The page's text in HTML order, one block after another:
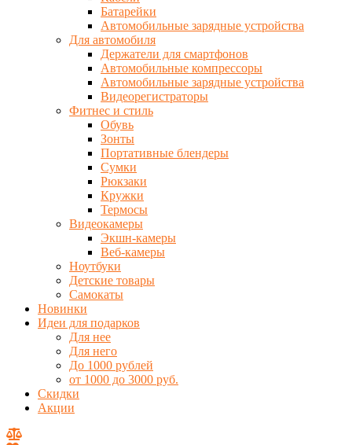
Батарейки
Автомобильные зарядные устройства
Для автомобиля
Держатели для смартфонов
Автомобильные компрессоры
Автомобильные зарядные устройства
Видеорегистраторы
Фитнес и стиль
Обувь
Зонты
Портативные блендеры
Сумки
Рюкзаки
Кружки
Термосы
Видеокамеры
Экшн-камеры
Веб-камеры
Ноутбуки
Детские товары
Самокаты
Новинки
Идеи для подарков
Для нее
Для него
До 1000 рублей
от 1000 до 3000 руб.
Скидки
Акции